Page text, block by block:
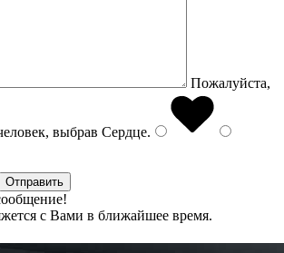
Пожалуйста,
выбрав Сердце.
с Вами в ближайшее время.